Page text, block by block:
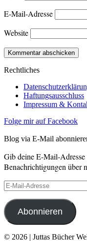
E-Mail-Adresse
Website
Rechtliches
Haftungsausschluss
Impressum &
Folge mir auf Facebook
Blog via E-Mail
Gib deine E-Mail-
Benachrichtigungen über
E-
Mail-
Adresse
Abonnieren
© 2026 | Juttas Bücher